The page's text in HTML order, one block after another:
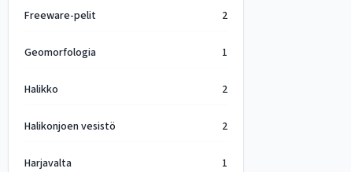
Freeware-pelit 2
Geomorfologia 1
Halikko 2
Halikonjoen vesistö 2
Harjavalta 1